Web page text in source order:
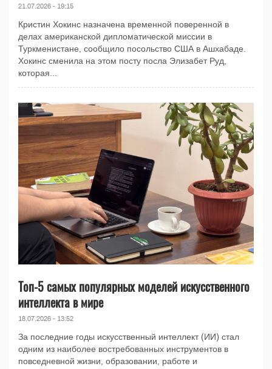
21.07.2026 - 19:15
Кристин Хокинс назначена временной поверенной в
делах американской дипломатической миссии в
Туркменистане, сообщило посольство США в Ашхабаде.
Хокинс сменила на этом посту посла Элизабет Руд,
которая...
Топ-5 самых популярных моделей искусственного
интеллекта в мире
18.07.2026 - 13:52
За последние годы искусственный интеллект (ИИ) стал
одним из наиболее востребованных инструментов в
повседневной жизни, образовании, работе и